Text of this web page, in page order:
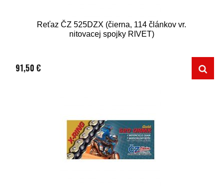
Reťaz ČZ 525DZX (čierna, 114 článkov vr.
nitovacej spojky RIVET)
91,50 €